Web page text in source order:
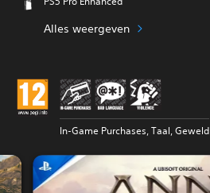
Alles weergeven
In-Game Purchases, Taal, Geweld